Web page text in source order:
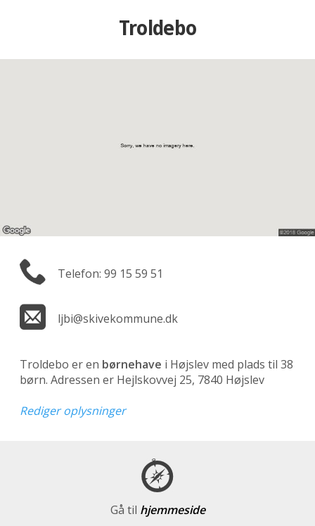
Troldebo
Telefon: 99 15 59 51
ljbi@skivekommune.dk
Troldebo er en børnehave i Højslev med plads til 38
børn. Adressen er Hejlskovvej 25, 7840 Højslev
Rediger oplysninger
Gå til hjemmeside